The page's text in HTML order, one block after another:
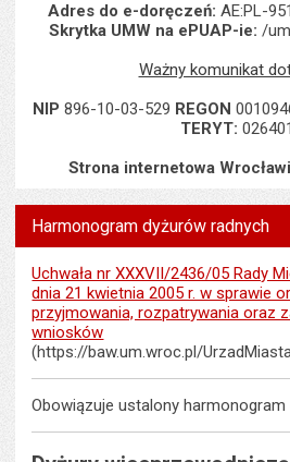
Adres do e-doręczeń: AE:PL-
Skrytka UMW na ePUAP-ie: /
Ważny komunikat
NIP 896-10-03-529 REGON
TERYT:
Strona internetowa
Harmonogram dyżurów radnych
Uchwała nr XXXVII/2436/05 Rady
dnia 21 kwietnia 2005 r. w sprawie
przyjmowania, rozpatrywania oraz
wniosków
(https://baw.um.wroc.pl/
Obowiązuje ustalony harmonogram